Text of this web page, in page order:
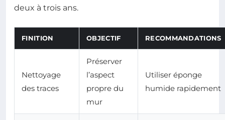
deux à trois ans.
FINITION OBJECTIF RECOMMANDATIONS
Nettoyage
des traces
Préserver
l’aspect
propre du
mur
Utiliser éponge
humide rapidement